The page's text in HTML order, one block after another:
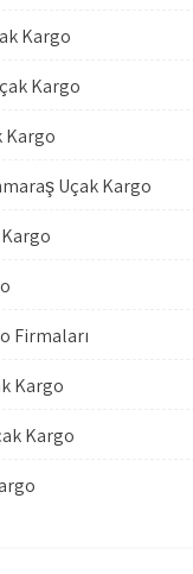
Kargo
Kargo
Kargo
Uçak Kargo
Firmaları
Kargo
Kargo